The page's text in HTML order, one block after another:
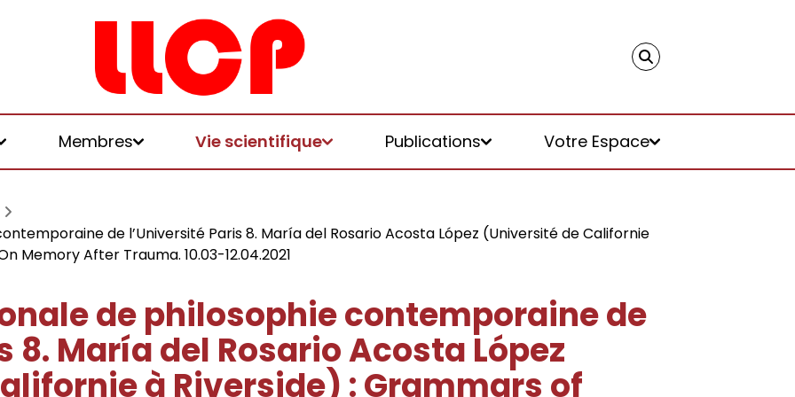
Membres Vie scientifique Publications Votre Espace
écologies, politiques
et honoraires
de l’Université Paris 8. María del Rosario Acosta López (Université de Californie
Memory After Trauma. 10.03-12.04.2021
de philosophie contemporaine de
8. María del Rosario Acosta López
à Riverside) : Grammars of